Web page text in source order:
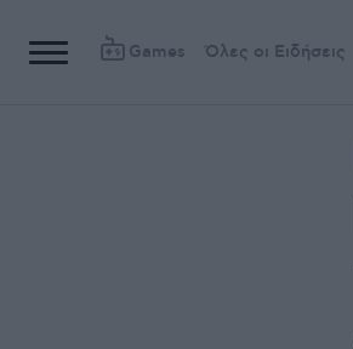
Games Όλες οι Ειδήσεις